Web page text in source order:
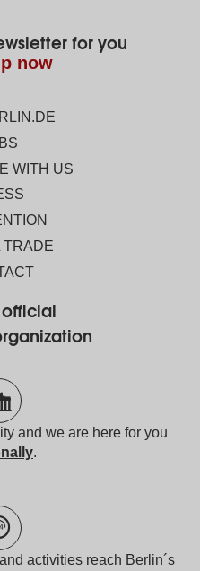
for you
now
WITH US
TRADE
official
and we are here for you
.
activities reach Berlin´s